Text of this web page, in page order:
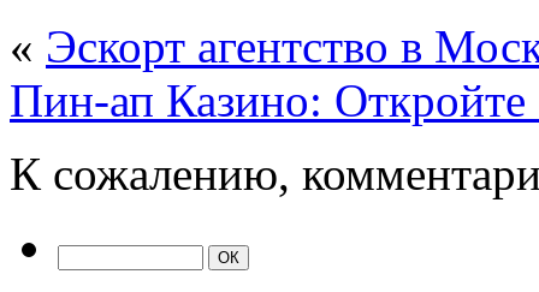
« Эскорт агентство в
Пин-ап Казино: Откройте
К сожалению,